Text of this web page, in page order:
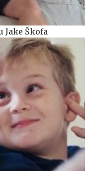
Jake Škofa